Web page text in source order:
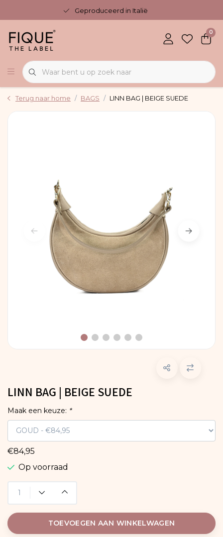
Geproduceerd in Italië
0
Terug naar home BAGS LINN BAG | BEIGE SUEDE
LINN BAG | BEIGE SUEDE
Maak een keuze: *
€84,95
Op voorraad
TOEVOEGEN AAN WINKELWAGEN